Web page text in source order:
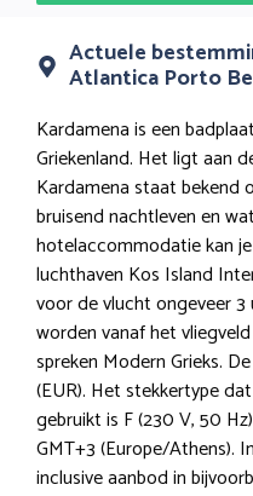
Actuele
Atlantica Porto
Kardamena is een
Griekenland. Het ligt aan
Kardamena staat bekend
bruisend nachtleven en
hotelaccommodatie kan
luchthaven Kos Island
voor de vlucht ongeveer
worden vanaf het
spreken Modern Grieks.
(EUR). Het stekkertype
gebruikt is F (230 V, 50
GMT+3 (Europe/Athens).
inclusive aanbod in